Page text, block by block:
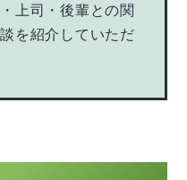
上司・後輩との関
を紹介していただ